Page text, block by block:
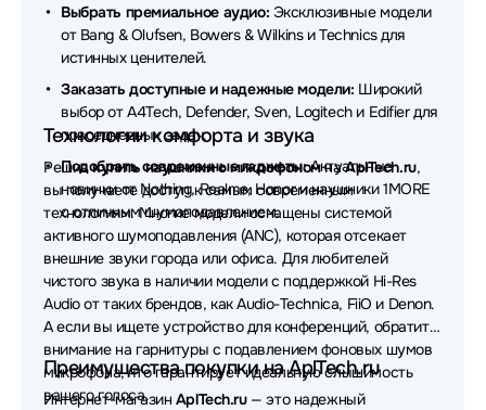
Наушники Belkin Наушники Defunc
Наушники Dell Наушники Simgot
Наушники Canyon
Наушники MUSIC PUBLIC KINGDOM
Наушники AverMedia Наушники OLMIO
Наушники Nothing Наушники X-Game
Наушники Koss Наушники Bowers & Wilkins
Наушники Dark Project Наушники Lyambda
Наушники AKG Наушники JVC
Выбрать премиальное аудио: Эксклюзивные модели
от Bang & Olufsen, Bowers & Wilkins и Technics для
истинных ценителей.
Заказать доступные и надежные модели: Широкий
выбор от A4Tech, Defender, Sven, Logitech и Edifier для
повседневных задач.
Подобрать современные гаджеты:Актуальные
новинки от Nothing, Realme, Honor и наушники 1MORE
с отличным шумоподавлением.
Технологии комфорта и звука
Решивкупить наушники с микрофономнаAplTech.ru,
вы получаете доступ к самым современным
технологиям. Многие модели оснащены системой
активного шумоподавления (ANC), которая отсекает
внешние звуки города или офиса. Для любителей
чистого звука в наличии модели с поддержкой Hi-Res
Audio от таких брендов, как Audio-Technica, FiiO и Denon.
А если вы ищете устройство для конференций, обратите
внимание на гарнитуры с подавлением фоновых шумов
микрофона, что гарантирует идеальную слышимость
вашего голоса.
Преимущества покупки на AplTech.ru
Интернет-магазин AplTech.ru— это надежный